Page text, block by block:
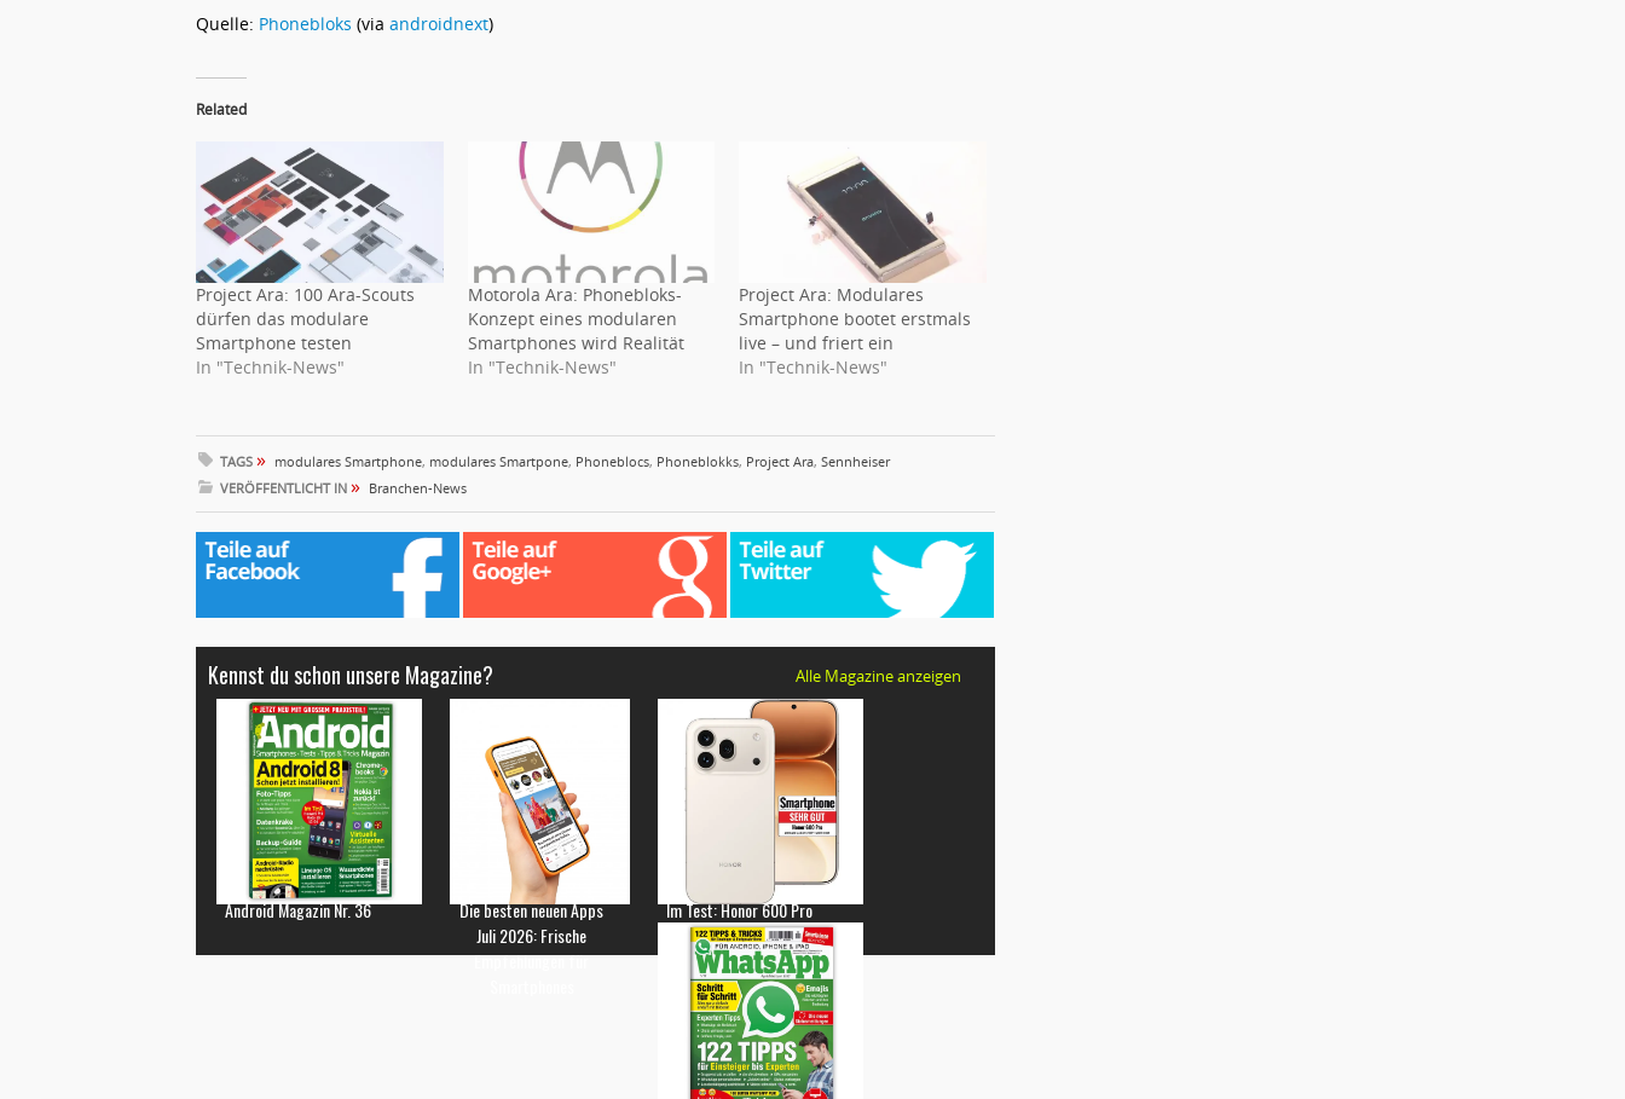
Quelle: Phonebloks (via androidnext)
Related
Project Ara: 100 Ara-Scouts
dürfen das modulare
Smartphone testen
In "Technik-News"
Motorola Ara: Phonebloks-
Konzept eines modularen
Smartphones wird Realität
In "Technik-News"
Project Ara: Modulares
Smartphone bootet erstmals
live – und friert ein
In "Technik-News"
TAGS » modulares Smartphone, modulares Smartpone, Phoneblocs, Phoneblokks, Project Ara, Sennheiser
VERÖFFENTLICHT IN » Branchen-News
Kennst du schon unsere Magazine? Alle Magazine anzeigen
Android Magazin Nr. 36
Die besten neuen Apps
Juli 2026: Frische
Empfehlungen für
Im Test: Honor 600 Pro